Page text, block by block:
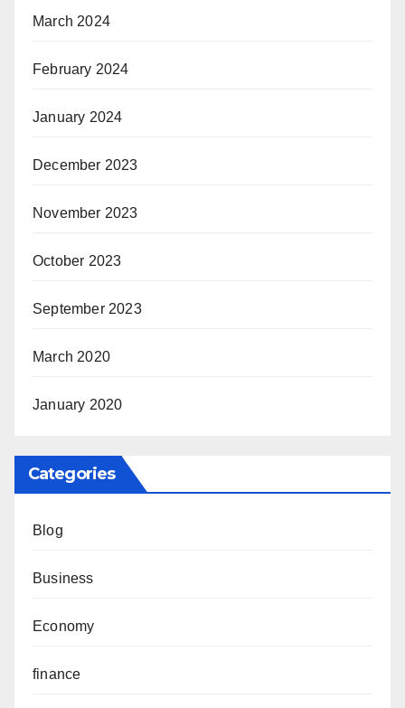
March 2024
February 2024
January 2024
December 2023
November 2023
October 2023
September 2023
March 2020
January 2020
Categories
Blog
Business
Economy
finance